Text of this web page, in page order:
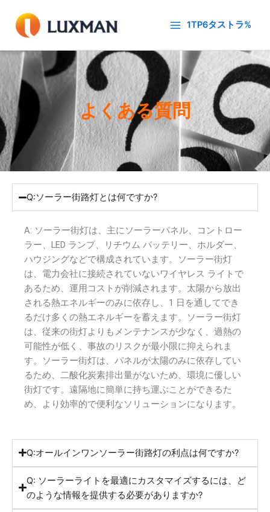
ス
プ
1TP6タストラ%
よくある質問
Q:ソーラー街路灯とは何ですか?
A: ソーラー街灯は、主にソーラーパネル、コントロー
ラー、LED ランプ、リチウム バッテリー、ホルダー、
ハウジングなどで構成されています。ソーラー街灯
は、電力会社に接続されていないワイヤレス ライトで
あるため、運用コストが削減されます。太陽から放出
される熱エネルギーのみに依存し、1 日を通してでき
るだけ多くの熱エネルギーを蓄えます。ソーラー街灯
は、従来の街灯よりもメンテナンスが少なく、過熱の
可能性が低く、事故のリスクが最小限に抑えられま
す。ソーラー街灯は、パネルが太陽のみに依存してい
るため、二酸化炭素排出量がないため、環境に優しい
街灯です。遠隔地に簡単に持ち運ぶことができるた
め、より効率的で便利なソリューションになります。
Q:オールインワンソーラー街路灯の利点は何ですか?
Q: ソーラーライトを最適にカスタマイズするには、ど
のような情報を提供する必要がありますか?